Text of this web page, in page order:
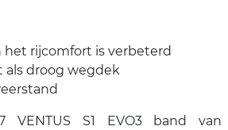
het rijcomfort is verbeterd
als droog wegdek
VENTUS S1 EVO3 band van